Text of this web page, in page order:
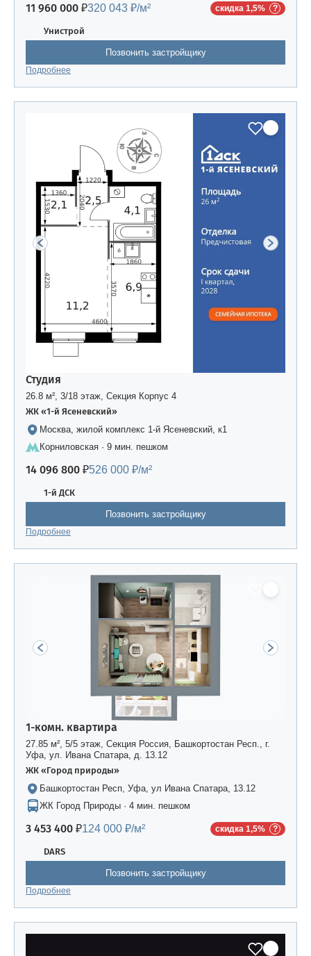
11 960 000 ₽320 043 ₽/м² скидка 1,5%
Унистрой
Позвонить застройщику
Подробнее
Студия
26.8 м², 3/18 этаж, Секция Корпус 4
ЖК «1-й Ясеневский»
Москва, жилой комплекс 1-й Ясеневский, к1
Корниловская · 9 мин. пешком
14 096 800 ₽526 000 ₽/м²
1-й ДСК
Позвонить застройщику
Подробнее
1-комн. квартира
27.85 м², 5/5 этаж, Секция Россия, Башкортостан Респ., г.
Уфа, ул. Ивана Спатара, д. 13.12
ЖК «Город природы»
Башкортостан Респ, Уфа, ул Ивана Спатара, 13.12
ЖК Город Природы · 4 мин. пешком
3 453 400 ₽124 000 ₽/м² скидка 1,5%
DARS
Позвонить застройщику
Подробнее